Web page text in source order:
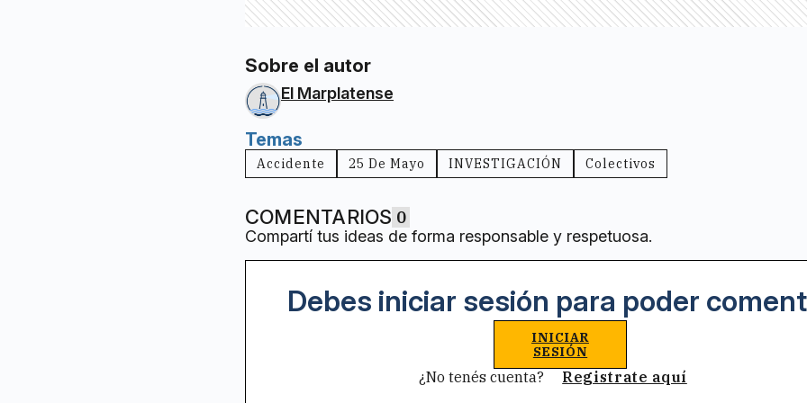
Sobre el autor
El Marplatense
Temas
Accidente 25 De Mayo INVESTIGACIÓN Colectivos
COMENTARIOS 0
Compartí tus ideas de forma responsable y respetuosa.
Debes iniciar sesión para poder
INICIAR
SESIÓN
¿No tenés cuenta? Registrate aquí